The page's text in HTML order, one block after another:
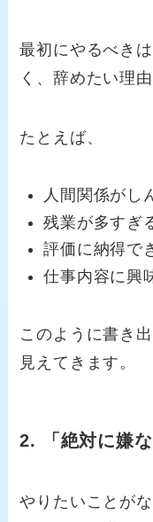
最初にやるべき
く、辞めたい理
たとえば、
人間関係がし
残業が多すぎ
評価に納得で
仕事内容に興
このように書き
見えてきます。
2. 「絶対に嫌
やりたいことがな